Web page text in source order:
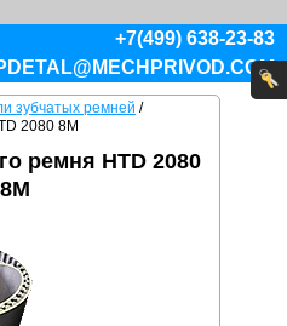
+7(499) 638-23-83
зубчатых ремней /
2080 8M
ремня HTD 2080
8M